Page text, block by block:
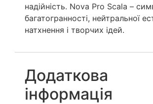
надійність. Nova Pro Scala –
багатогранності, нейтральної
натхнення і творчих ідей.
Додаткова
інформація